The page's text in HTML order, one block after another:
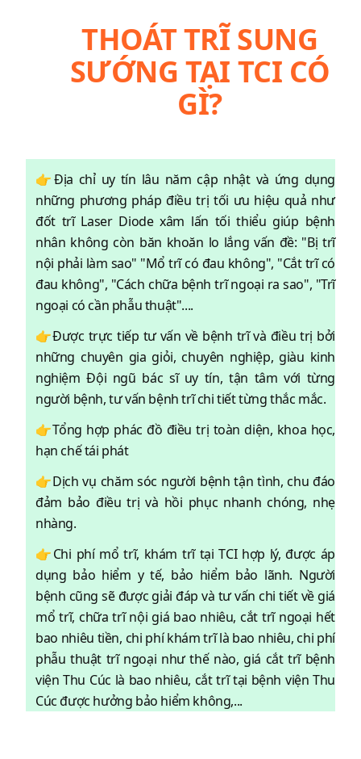
THOÁT TRĨ SUNG
SƯỚNG TẠI TCI CÓ
GÌ?
👉Địa chỉ uy tín lâu năm cập nhật và ứng dụng
những phương pháp điều trị tối ưu hiệu quả như
đốt trĩ Laser Diode xâm lấn tối thiểu giúp bệnh
nhân không còn băn khoăn lo lắng vấn đề: "Bị trĩ
nội phải làm sao" "Mổ trĩ có đau không", "Cắt trĩ có
đau không", "Cách chữa bệnh trĩ ngoại ra sao", "Trĩ
ngoại có cần phẫu thuật"....
👉Được trực tiếp tư vấn về bệnh trĩ và điều trị bởi
những chuyên gia giỏi, chuyên nghiệp, giàu kinh
nghiệm Đội ngũ bác sĩ uy tín, tận tâm với từng
người bệnh, tư vấn bệnh trĩ chi tiết từng thắc mắc.
👉Tổng hợp phác đồ điều trị toàn diện, khoa học,
hạn chế tái phát
👉Dịch vụ chăm sóc người bệnh tận tình, chu đáo
đảm bảo điều trị và hồi phục nhanh chóng, nhẹ
nhàng.
👉Chi phí mổ trĩ, khám trĩ tại TCI hợp lý, được áp
dụng bảo hiểm y tế, bảo hiểm bảo lãnh. Người
bệnh cũng sẽ được giải đáp và tư vấn chi tiết về giá
mổ trĩ, chữa trĩ nội giá bao nhiêu, cắt trĩ ngoại hết
bao nhiêu tiền, chi phí khám trĩ là bao nhiêu, chi phí
phẫu thuật trĩ ngoại như thế nào, giá cắt trĩ bệnh
viện Thu Cúc là bao nhiêu, cắt trĩ tại bệnh viện Thu
Cúc được hưởng bảo hiểm không,...